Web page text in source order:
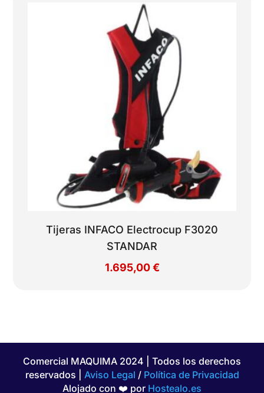
Tijeras INFACO Electrocup F3020
STANDAR
1.695,00€
Comercial MAQUIMA 2024 | Todos los derechos
reservados | Aviso Legal / Política de Privacidad
Alojado con ❤️ por Hostealo.es